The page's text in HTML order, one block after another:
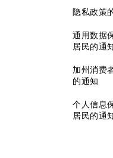
隐私政策
通用数据
居民的通
加州消费
的通知
个人信息
居民的通